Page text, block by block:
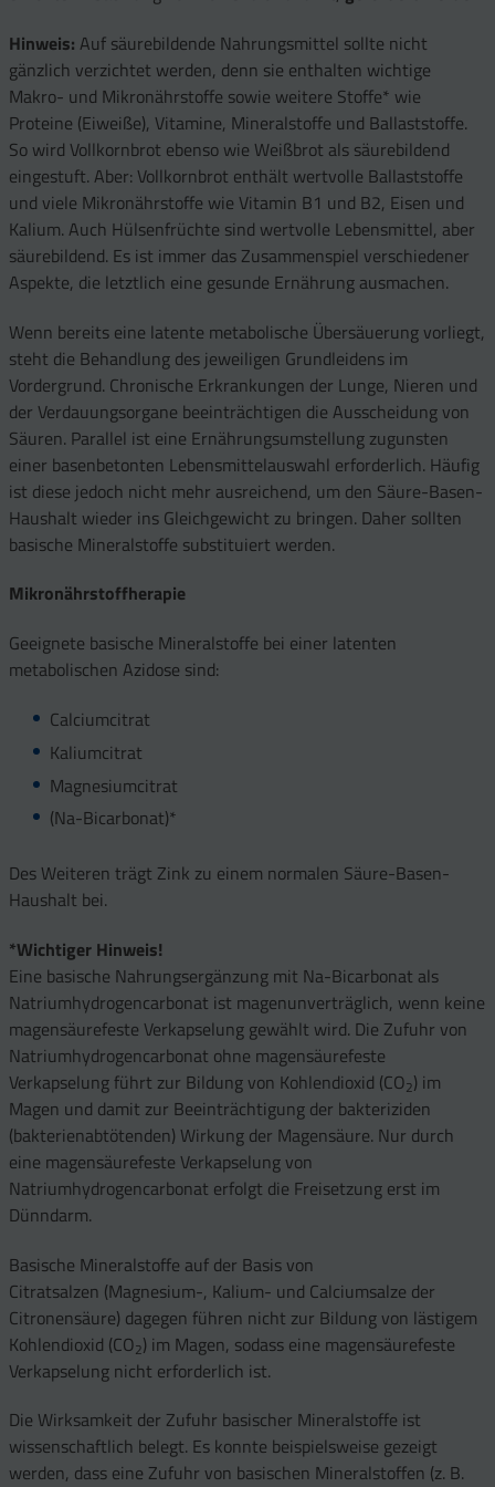
Hinweis: Auf säurebildende Nahrungsmittel sollte nicht
gänzlich verzichtet werden, denn sie enthalten wichtige
Makro- und Mikronährstoffe sowie weitere Stoffe* wie
Proteine (Eiweiße), Vitamine, Mineralstoffe und Ballaststoffe.
So wird Vollkornbrot ebenso wie Weißbrot als säurebildend
eingestuft. Aber: Vollkornbrot enthält wertvolle Ballaststoffe
und viele Mikronährstoffe wie Vitamin B1 und B2, Eisen und
Kalium. Auch Hülsenfrüchte sind wertvolle Lebensmittel, aber
säurebildend. Es ist immer das Zusammenspiel verschiedener
Aspekte, die letztlich eine gesunde Ernährung ausmachen.
Wenn bereits eine latente metabolische Übersäuerung vorliegt,
steht die Behandlung des jeweiligen Grundleidens im
Vordergrund. Chronische Erkrankungen der Lunge, Nieren und
der Verdauungsorgane beeinträchtigen die Ausscheidung von
Säuren. Parallel ist eine Ernährungsumstellung zugunsten
einer basenbetonten Lebensmittelauswahl erforderlich. Häufig
ist diese jedoch nicht mehr ausreichend, um den Säure-Basen-
Haushalt wieder ins Gleichgewicht zu bringen. Daher sollten
basische Mineralstoffe substituiert werden.
Mikronährstoffherapie
Geeignete basische Mineralstoffe bei einer latenten
metabolischen Azidose sind:
Calciumcitrat
Kaliumcitrat
Magnesiumcitrat
(Na-Bicarbonat)*
Des Weiteren trägt Zink zu einem normalen Säure-Basen-
Haushalt bei.
*Wichtiger Hinweis!
Eine basische Nahrungsergänzung mit Na-Bicarbonat als
Natriumhydrogencarbonat ist magenunverträglich, wenn keine
magensäurefeste Verkapselung gewählt wird. Die Zufuhr von
Natriumhydrogencarbonat ohne magensäurefeste
Verkapselung führt zur Bildung von Kohlendioxid (CO2) im
Magen und damit zur Beeinträchtigung der bakteriziden
(bakterienabtötenden) Wirkung der Magensäure. Nur durch
eine magensäurefeste Verkapselung von
Natriumhydrogencarbonat erfolgt die Freisetzung erst im
Dünndarm.
Basische Mineralstoffe auf der Basis von
Citratsalzen (Magnesium-, Kalium- und Calciumsalze der
Citronensäure) dagegen führen nicht zur Bildung von lästigem
Kohlendioxid (CO2) im Magen, sodass eine magensäurefeste
Verkapselung nicht erforderlich ist.
Die Wirksamkeit der Zufuhr basischer Mineralstoffe ist
wissenschaftlich belegt. Es konnte beispielsweise gezeigt
werden, dass eine Zufuhr von basischen Mineralstoffen (z. B.